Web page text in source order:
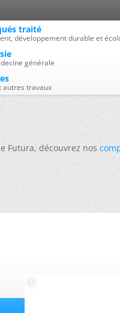
traité
développement durable et
générale
autres travaux
Futura, découvrez nos